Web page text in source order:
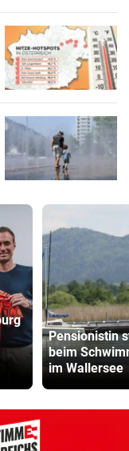
Pensionistin
beim
im Wallersee